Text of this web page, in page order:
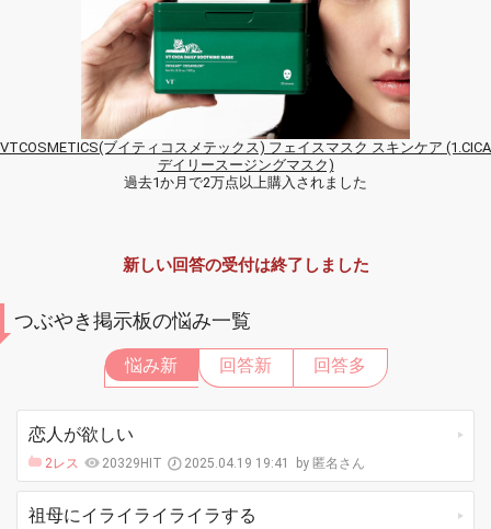
VTCOSMETICS(ブイティコスメテックス) フェイスマスク スキンケア (1.CICA
デイリースージングマスク)
過去1か月で2万点以上購入されました
新しい回答の受付は終了しました
つぶやき掲示板の悩み一覧
悩み新 回答新 回答多
恋人が欲しい
2レス 20329HIT 2025.04.19 19:41 匿名さん
祖母にイライライライラする